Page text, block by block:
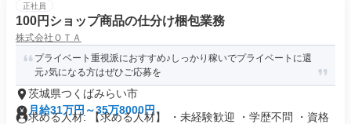
正社員
100円ショップ商品の仕分け梱包業務
株式会社ＯＴＡ
プライベート重視派におすすめ♪しっかり稼いでプライベートに還
元♪気になる方はぜひご応募を
茨城県つくばみらい市
月給31万円～35万8000円
求める人材: 【求める人材】 ・未経験歓迎 ・学歴不問 ・資格